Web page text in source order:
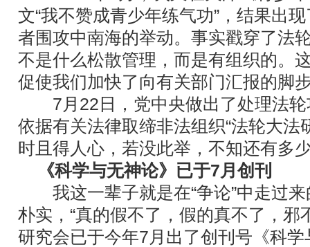
文“我不赞成青少年练气功”，结果出
者围攻中南海的举动。事实戳穿了法
不是什么松散管理，而是有组织的。
促使我们加快了向有关部门汇报的脚
7月22日，党中央做出了处理法轮
依据有关法律取缔非法组织“法轮大法
时且得人心，若没此举，不知还有多
《科学与无神论》已于7月创刊
我这一辈子就是在“争论”中走过来
朴实，“真的假不了，假的真不了，邪
研究会已于今年7月出了创刊号《科